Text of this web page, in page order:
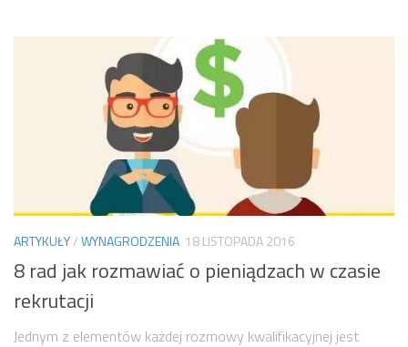
ARTYKUŁY/WYNAGRODZENIA 18 LISTOPADA 2016
8 rad jak rozmawiać o pieniądzach w czasie
rekrutacji
Jednym z elementów każdej rozmowy kwalifikacyjnej jest